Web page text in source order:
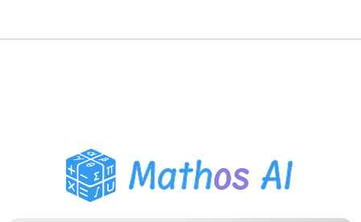
Помічник з домашнім
завданням PDF